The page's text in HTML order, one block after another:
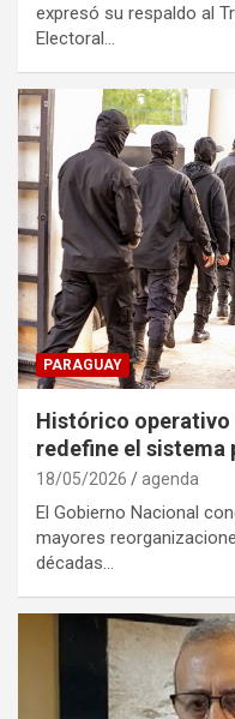
expresó su respaldo al
Electoral…
PARAGUAY
Histórico operativo
redefine el sistema
18/05/2026 agenda
El Gobierno Nacional
mayores
décadas…